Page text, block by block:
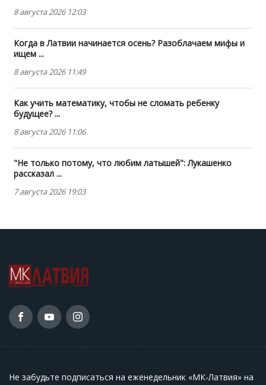
8 августа 2026 12:03
Когда в Латвии начинается осень? Разоблачаем мифы и
ищем ...
8 августа 2026 11:49
Как учить математику, чтобы не сломать ребенку
будущее? ...
8 августа 2026 11:06
"Не только потому, что любим латышей": Лукашенко
рассказал ...
7 августа 2026 19:03
Не забудьте подписаться на еженедельник «МК-Латвия» на